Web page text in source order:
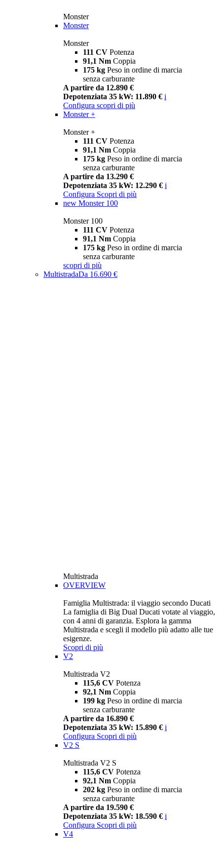
Monster
Monster
Monster
111 CV Potenza
91,1 Nm Coppia
175 kg Peso in ordine di marcia
senza carburante
A partire da 12.890 €
Depotenziata 35 kW: 11.890 € i
Configura scopri di più
Monster +
Monster +
111 CV Potenza
91,1 Nm Coppia
175 kg Peso in ordine di marcia
senza carburante
A partire da 13.290 €
Depotenziata 35 kW: 12.290 € i
Configura Scopri di più
new Monster 100
Monster 100
111 CV Potenza
91,1 Nm Coppia
175 kg Peso in ordine di marcia
senza carburante
scopri di più
MultistradaDa 16.690 €
Multistrada
OVERVIEW
Famiglia Multistrada: il viaggio secondo Ducati
La famiglia di Big Dual Ducati votate al viaggio,
con 4 anni di garanzia. Esplora la gamma
Multistrada e scegli il modello più adatto alle tue
esigenze.
Scopri di più
V2
Multistrada V2
115,6 CV Potenza
92,1 Nm Coppia
199 kg Peso in ordine di marcia
senza carburante
A partire da 16.890 €
Depotenziata 35 kW: 15.890 € i
Configura Scopri di più
V2 S
Multistrada V2 S
115,6 CV Potenza
92,1 Nm Coppia
202 kg Peso in ordine di marcia
senza carburante
A partire da 19.590 €
Depotenziata 35 kW: 18.590 € i
Configura Scopri di più
V4